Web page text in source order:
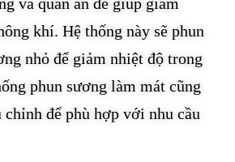
khí. Hệ thống này sẽ phun
nhỏ để giảm nhiệt độ trong
phun sương làm mát cũng
để phù hợp với nhu cầu